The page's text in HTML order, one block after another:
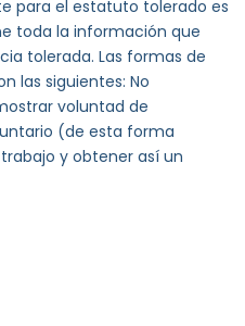
para el estatuto tolerado es
toda la información que
tolerada. Las formas de
las siguientes: No
voluntad de
(de esta forma
y obtener así un